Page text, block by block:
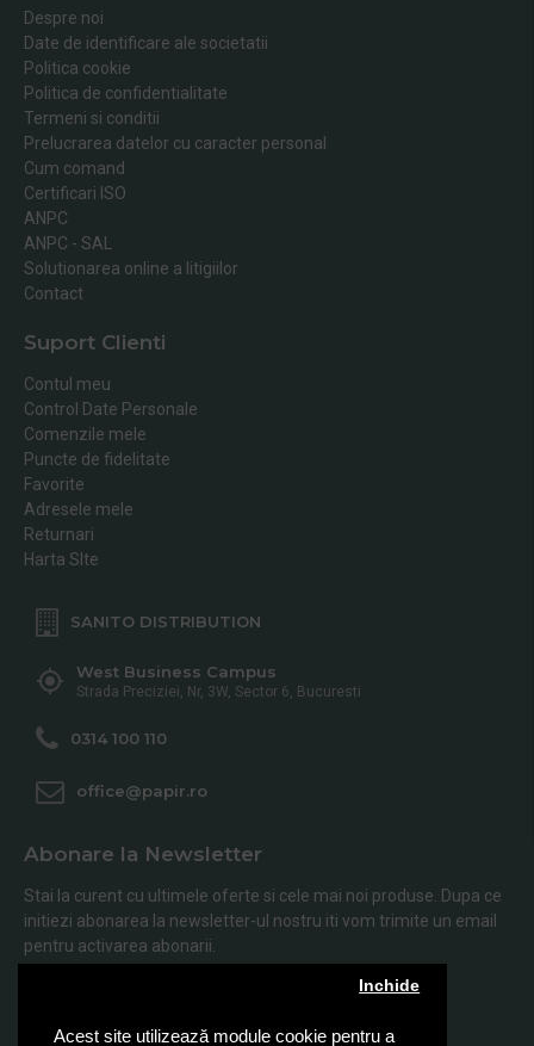
Acest site utilizează module cookie pentru a
Inchide
Despre noi
Date de identificare ale societatii
Politica cookie
Politica de confidentialitate
Termeni si conditii
Prelucrarea datelor cu caracter personal
Cum comand
Certificari ISO
ANPC
ANPC - SAL
Solutionarea online a litigiilor
Contact
Suport Clienti
Contul meu
Control Date Personale
Comenzile mele
Puncte de fidelitate
Favorite
Adresele mele
Returnari
Harta SIte
SANITO DISTRIBUTION
West Business Campus
Strada Preciziei, Nr, 3W, Sector 6, Bucuresti
0314 100 110
office@papir.ro
Abonare la Newsletter
Stai la curent cu ultimele oferte si cele mai noi produse. Dupa ce
initiezi abonarea la newsletter-ul nostru iti vom trimite un email
pentru activarea abonarii.
Abonare